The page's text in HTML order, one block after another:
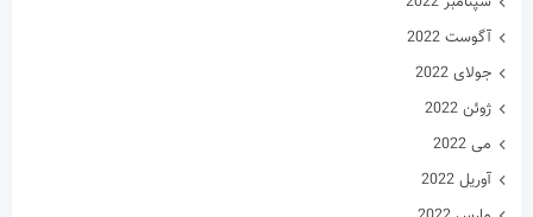
آوریل 2022
مارس 2022
فوریه 2022
ژانویه 2022
دسامبر 2021
نوامبر 2021